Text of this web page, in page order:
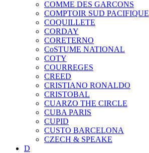
COMME DES GARCONS
COMPTOIR SUD PACIFIQUE
COQUILLETE
CORDAY
CORETERNO
CoSTUME NATIONAL
COTY
COURREGES
CREED
CRISTIANO RONALDO
CRISTOBAL
CUARZO THE CIRCLE
CUBA PARIS
CUPID
CUSTO BARCELONA
CZECH & SPEAKE
D